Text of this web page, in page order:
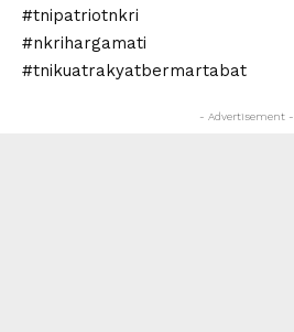
#tnipatriotnkri
#nkrihargamati
#tnikuatrakyatbermartabat
- Advertisement -